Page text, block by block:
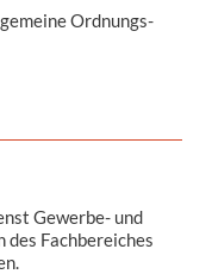
Ordnungs-
Gewerbe- und
Fachbereiches